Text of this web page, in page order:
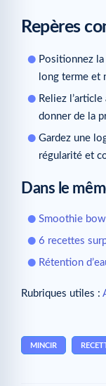
Repères
Positionnez
long terme et
Reliez
donner de la
Gardez une
régularité et
Dans le
Smoothie
6 recettes
Rétention
Rubriques utiles :
MINCIR